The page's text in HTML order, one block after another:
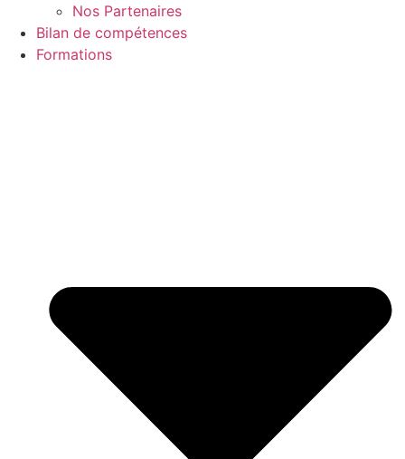
Nos Partenaires
Bilan de compétences
Formations